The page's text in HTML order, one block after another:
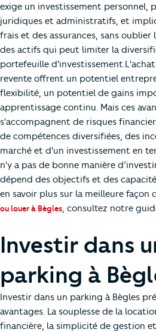
exige un investissement personnel,
juridiques et administratifs, et
frais et des assurances, sans
des actifs qui peut limiter la
portefeuille
revente offrent un potentiel
flexibilité, un potentiel de gains
apprentissage continu. Mais ces
s'accompagnent de risques
de compétences diversifiées, des
marché et d'un investissement en
n'y a pas de bonne manière
dépend des objectifs et des
en savoir plus sur la meilleure façon
ou louer à Bègles , consultez notre
Investir dans
parking à
Investir dans un parking à Bègles
avantages. La souplesse de la
financière, la simplicité de gestion